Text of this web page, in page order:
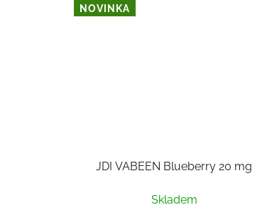
NOVINKA
JDI VABEEN Blueberry 20 mg
Skladem